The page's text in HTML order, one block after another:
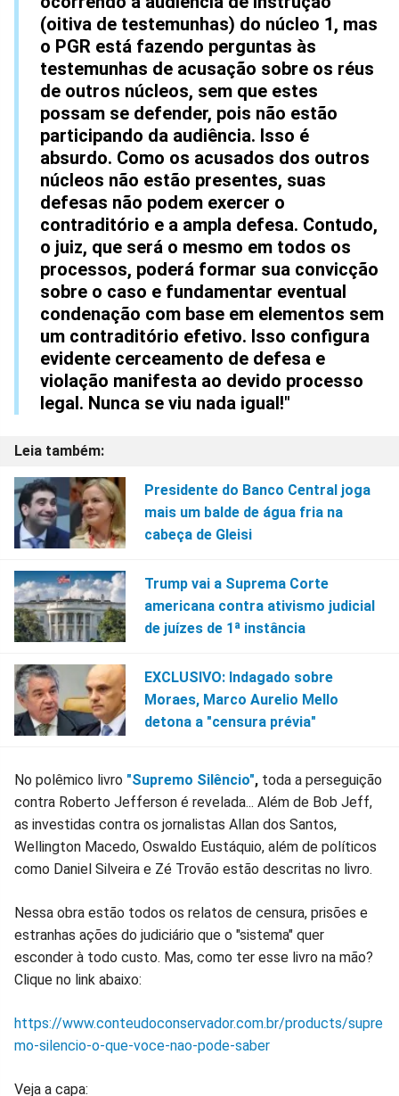
(oitiva de testemunhas) do núcleo 1, mas
o PGR está fazendo perguntas às
testemunhas de acusação sobre os réus
de outros núcleos, sem que estes
possam se defender, pois não estão
participando da audiência. Isso é
absurdo. Como os acusados dos outros
núcleos não estão presentes, suas
defesas não podem exercer o
contraditório e a ampla defesa. Contudo,
o juiz, que será o mesmo em todos os
processos, poderá formar sua convicção
sobre o caso e fundamentar eventual
condenação com base em elementos sem
um contraditório efetivo. Isso configura
evidente cerceamento de defesa e
violação manifesta ao devido processo
legal. Nunca se viu nada igual!"
Presidente do Banco Central joga
mais um balde de água fria na
cabeça de Gleisi
Trump vai a Suprema Corte
americana contra ativismo judicial
de juízes de 1ª instância
EXCLUSIVO: Indagado sobre
Moraes, Marco Aurelio Mello
detona a "censura prévia"
No polêmico livro "Supremo Silêncio", toda a perseguição
contra Roberto Jefferson é revelada... Além de Bob Jeff,
as investidas contra os jornalistas Allan dos Santos,
Wellington Macedo, Oswaldo Eustáquio, além de políticos
como Daniel Silveira e Zé Trovão estão descritas no livro.
Nessa obra estão todos os relatos de censura, prisões e
estranhas ações do judiciário que o "sistema" quer
esconder à todo custo. Mas, como ter esse livro na mão?
Clique no link abaixo:
https://www.conteudoconservador.com.br/products/supre
mo-silencio-o-que-voce-nao-pode-saber
Veja a capa: